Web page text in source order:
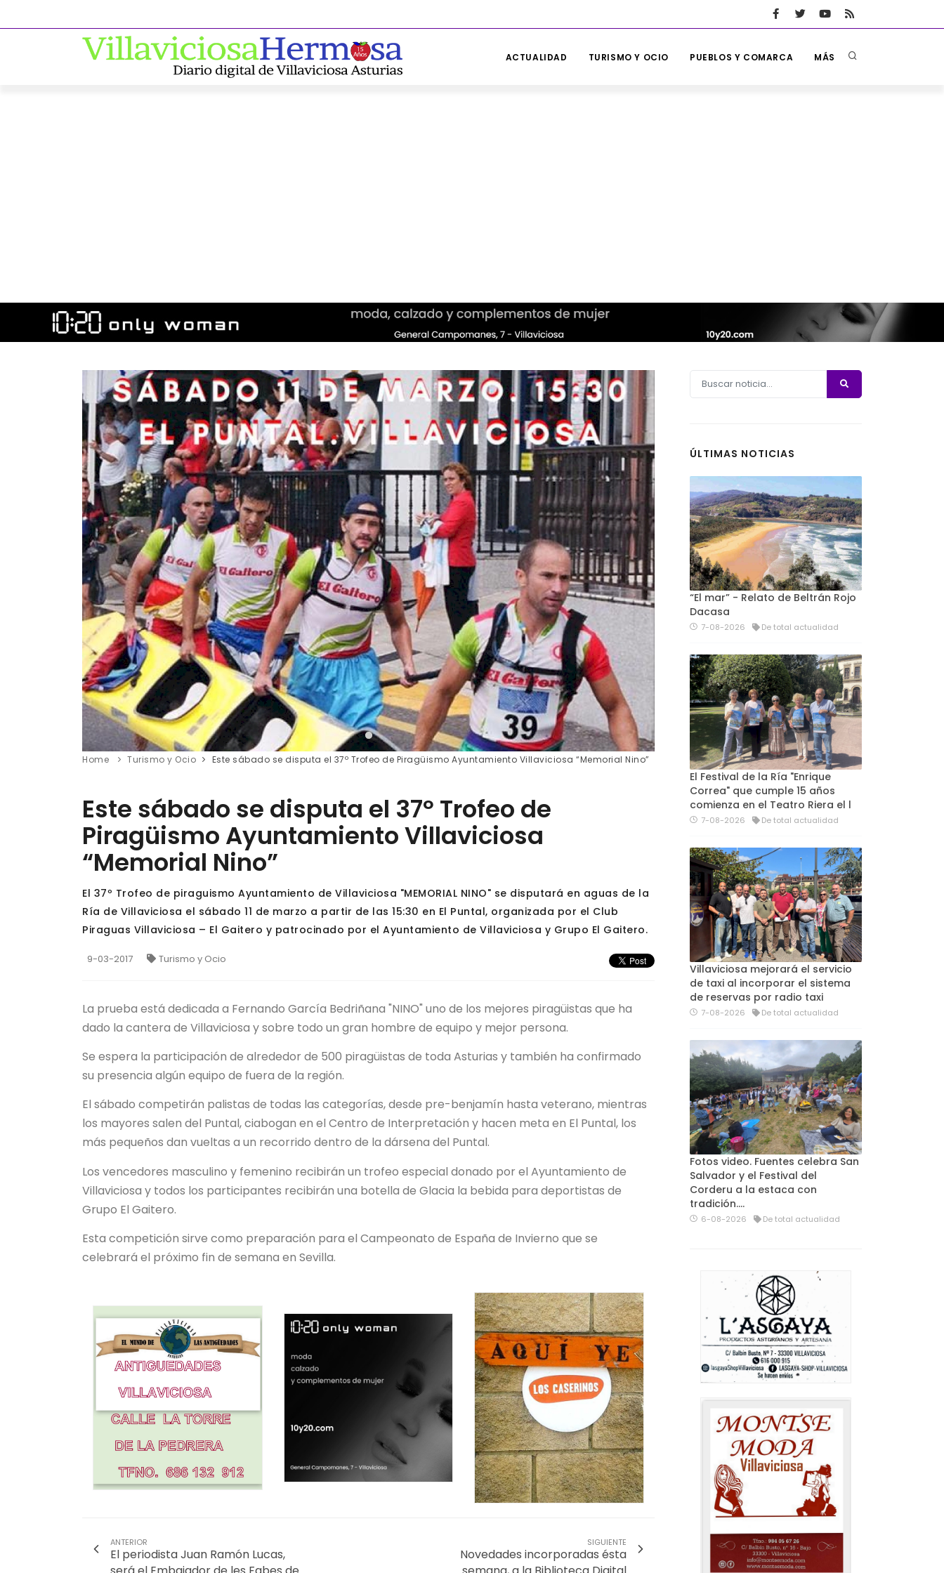
ACTUALIDAD TURISMO Y OCIO PUEBLOS Y COMARCA MÁS
Home Turismo y Ocio Este sábado se disputa el 37º Trofeo de Piragüismo Ayuntamiento Villaviciosa “Memorial Nino”
Este sábado se disputa el 37º Trofeo de
Piragüismo Ayuntamiento Villaviciosa
“Memorial Nino”
El 37º Trofeo de piraguismo Ayuntamiento de Villaviciosa "MEMORIAL NINO" se disputará en aguas de la
Ría de Villaviciosa el sábado 11 de marzo a partir de las 15:30 en El Puntal, organizada por el Club
Piraguas Villaviciosa – El Gaitero y patrocinado por el Ayuntamiento de Villaviciosa y Grupo El Gaitero.
9-03-2017 Turismo y Ocio
La prueba está dedicada a Fernando García Bedriñana "NINO" uno de los mejores piragüistas que ha
dado la cantera de Villaviciosa y sobre todo un gran hombre de equipo y mejor persona.
Se espera la participación de alrededor de 500 piragüistas de toda Asturias y también ha confirmado
su presencia algún equipo de fuera de la región.
El sábado competirán palistas de todas las categorías, desde pre-benjamín hasta veterano, mientras
los mayores salen del Puntal, ciabogan en el Centro de Interpretación y hacen meta en El Puntal, los
más pequeños dan vueltas a un recorrido dentro de la dársena del Puntal.
Los vencedores masculino y femenino recibirán un trofeo especial donado por el Ayuntamiento de
Villaviciosa y todos los participantes recibirán una botella de Glacia la bebida para deportistas de
Grupo El Gaitero.
Esta competición sirve como preparación para el Campeonato de España de Invierno que se
celebrará el próximo fin de semana en Sevilla.
ANTERIOR
El periodista Juan Ramón Lucas,
SIGUIENTE
Novedades incorporadas ésta
ÚLTIMAS NOTICIAS
“El mar” - Relato de Beltrán Rojo
Dacasa
7-08-2026 De total actualidad
El Festival de la Ría "Enrique
Correa" que cumple 15 años
comienza en el Teatro Riera el l
7-08-2026 De total actualidad
Villaviciosa mejorará el servicio
de taxi al incorporar el sistema
de reservas por radio taxi
7-08-2026 De total actualidad
Fotos video. Fuentes celebra San
Salvador y el Festival del
Corderu a la estaca con
tradición....
6-08-2026 De total actualidad